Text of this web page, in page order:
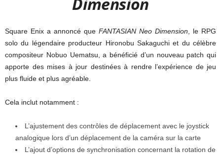
Square Enix a annoncé que FANTASIAN Neo Dimension , le RPG
solo du légendaire producteur Hironobu Sakaguchi et du célèbre
compositeur Nobuo Uematsu, a bénéficié d’un nouveau patch qui
apporte des mises à jour destinées à rendre l’expérience de jeu
plus fluide et plus agréable.
Cela inclut notamment :
L’ajustement des contrôles de déplacement avec le joystick
analogique lors d’un déplacement de la caméra sur la carte
L’ajout d’options de synchronisation concernant la rotation de